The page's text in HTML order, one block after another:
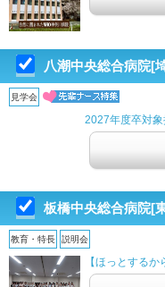
八潮中央総合病院[
見学会
2027年度卒対
板橋中央総合病院[
教育・特長 説明会
【ほっとするか